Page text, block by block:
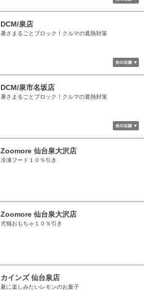
DCM/泉店
暑さまるごとブロック！クルマの遮熱対策
DCM/泉市名坂店
暑さまるごとブロック！クルマの遮熱対策
Zoomore 仙台泉大沢店
冷凍フード１０％引き
Zoomore 仙台泉大沢店
犬猫おもちゃ１０％引き
カインズ 仙台泉店
夏に楽しみたいレモンのお菓子